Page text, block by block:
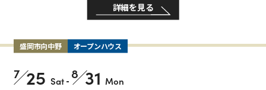
詳細を見る
盛岡市向中野 オープンハウス
7 25 Sat- 8 31 Mon